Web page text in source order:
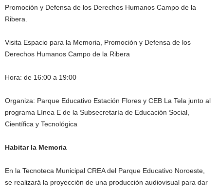
Promoción y Defensa de los Derechos Humanos Campo de la
Ribera.
Visita Espacio para la Memoria, Promoción y Defensa de los
Derechos Humanos Campo de la Ribera
Hora: de 16:00 a 19:00
Organiza: Parque Educativo Estación Flores y CEB La Tela junto al
programa Línea E de la Subsecretaría de Educación Social,
Científica y Tecnológica
Habitar la Memoria
En la Tecnoteca Municipal CREA del Parque Educativo Noroeste,
se realizará la proyección de una producción audiovisual para dar